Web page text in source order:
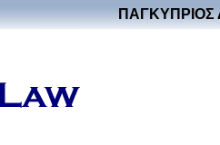
ΠΑΓΚΥΠΡΙΟΣ